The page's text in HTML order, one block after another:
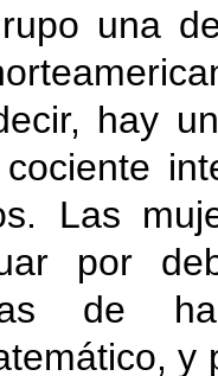
una
hay
Las
por
de